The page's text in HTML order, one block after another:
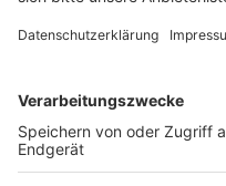
Video-
Wir